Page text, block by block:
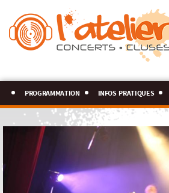
programmation infos pratiques